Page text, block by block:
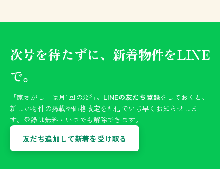
次号を待たずに、新着物件をLINE
で。
「家さがし」は月1回の発行。 LINEの友だち登録をしておくと、
新しい物件の掲載や価格改定を配信でいち早くお知らせしま
す。登録は無料・いつでも解除できます。
友だち追加して新着を受け取る